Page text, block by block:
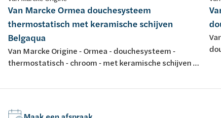
Van Marcke Ormea douchesysteem
thermostatisch met keramische schijven
Belgaqua
Van Marcke Origine - Ormea - douchesysteem -
thermostatisch - chroom - met keramische schijven -
safety stop - 11l/min - ACS - Belgaqua